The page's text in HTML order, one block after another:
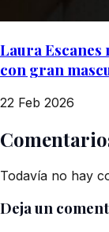
Laura
con gran
22 Feb 2026
Todavía no hay
Deja un